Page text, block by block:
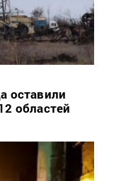
оставили
областей